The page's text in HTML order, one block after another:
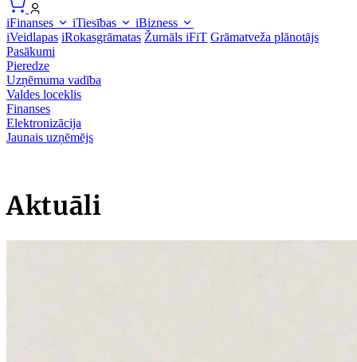
iFinanses iTiesības
iBizness
iVeidlapas iRokasgrāmatas Žurnāls iFiT Grāmatveža plānotājs
Pasākumi
Pieredze
Uzņēmuma vadība
Valdes loceklis
Finanses
Elektronizācija
Jaunais uzņēmējs
Aktuāli